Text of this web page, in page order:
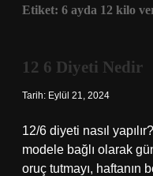
Etiket: 6 ayda 12 kilo
12 6 Diyeti Nedir
Tarih: Eylül 21, 2024
12/6 diyeti nasıl
modele bağlı olarak
oruç tutmayı, haftanın